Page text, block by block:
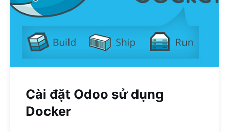
Cài đặt Odoo sử dụng
Docker